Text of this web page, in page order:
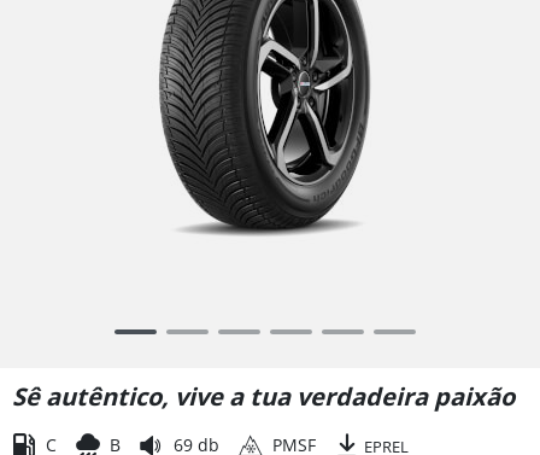
6
Sê autêntico, vive a tua verdadeira paixão
C B 69 db PMSF EPREL